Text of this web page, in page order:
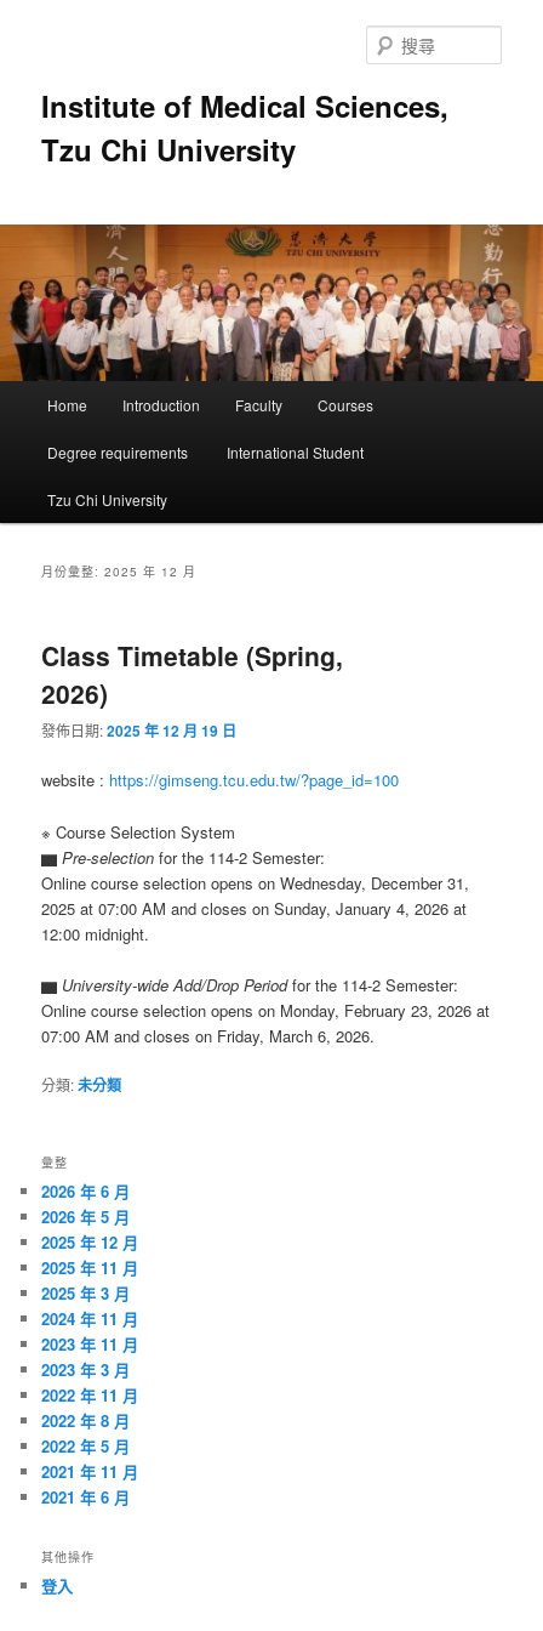
Institute of Medical Sciences,
Tzu Chi University
尋
Home Introduction Faculty Courses
Degree requirements International Student
Tzu Chi University
月份彙整:2025 年 12 月
Class Timetable (Spring,
2026)
發佈日期:2025 年 12 月 19 日
website : https://gimseng.tcu.edu.tw/?page_id=100
※ Course Selection System
▆Pre-selection for the 114-2 Semester:
Online course selection opens on Wednesday, December 31,
2025 at 07:00 AM and closes on Sunday, January 4, 2026 at
12:00 midnight.
▆ University-wide Add/Drop Periodfor the 114-2 Semester:
Online course selection opens on Monday, February 23, 2026 at
07:00 AM and closes on Friday, March 6, 2026.
分類:未分類
彙整
2026 年 6 月
2026 年 5 月
2025 年 12 月
2025 年 11 月
2025 年 3 月
2024 年 11 月
2023 年 11 月
2023 年 3 月
2022 年 11 月
2022 年 8 月
2022 年 5 月
2021 年 11 月
2021 年 6 月
其他操作
登入